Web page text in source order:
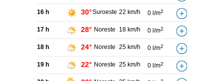
16 h 30°Suroeste 22 km/h 0 l/m2
17 h 28° Noreste 18 km/h 0 l/m2
18 h 24° Noreste 25 km/h 0 l/m2
19 h 22° Noreste 25 km/h 0 l/m2